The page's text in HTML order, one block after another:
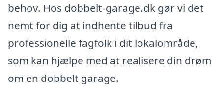
behov. Hos dobbelt-garage.dk gør vi det
nemt for dig at indhente tilbud fra
professionelle fagfolk i dit lokalområde,
som kan hjælpe med at realisere din drøm
om en dobbelt garage.